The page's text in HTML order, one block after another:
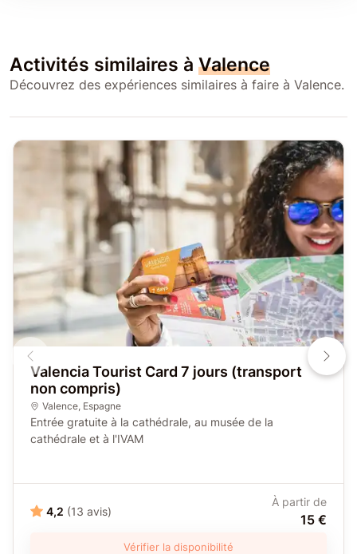
Activités similaires à Valence
Découvrez des expériences similaires à faire à Valence.
Valencia Tourist Card 7 jours (transport
non compris)
Valence, Espagne
Entrée gratuite à la cathédrale, au musée de la
cathédrale et à l'IVAM
4,2 (13 avis)
À partir de
15 €
Vérifier la disponibilité